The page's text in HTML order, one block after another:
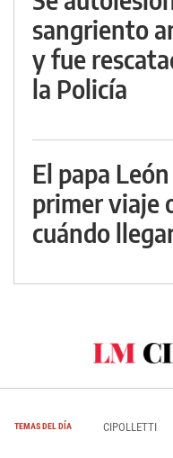
sangriento
y fue
la Policía
El papa
primer viaje
cuándo
TEMAS DEL DÍA CIPOLLETTI